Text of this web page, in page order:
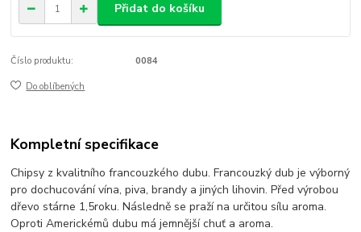
Přidat do košíku
Číslo produktu: 0084
Do oblíbených
Kompletní specifikace
Chipsy z kvalitního francouzkého dubu. Francouzký dub je výborný
pro dochucování vína, piva, brandy a jiných lihovin. Před výrobou
dřevo stárne 1,5roku. Následně se praží na určitou sílu aroma.
Oproti Americkémů dubu má jemnější chuť a aroma.